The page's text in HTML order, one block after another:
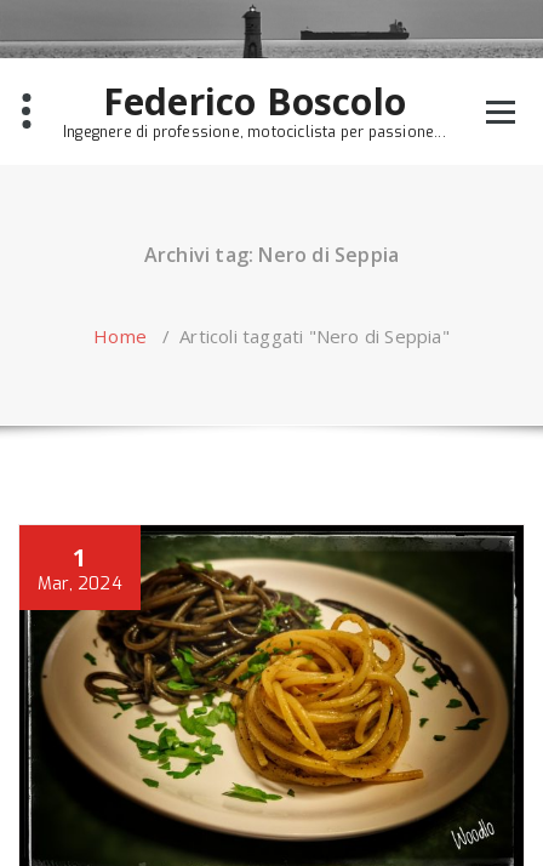
to
content
Federico Boscolo
Ingegnere di professione, motociclista per passione...
Archivi tag: Nero di Seppia
Home /Articoli taggati "Nero di Seppia"
1
Mar, 2024